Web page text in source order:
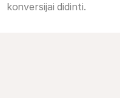
konversijai didinti.